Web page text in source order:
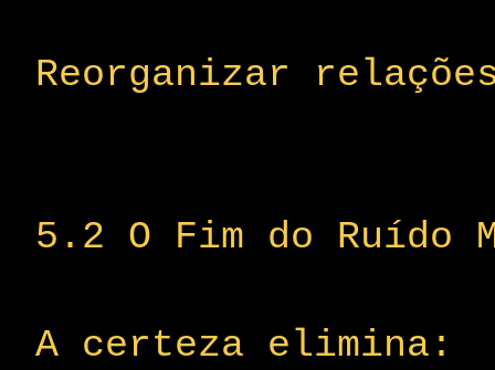
Reorganizar
5.2 O Fim do Ruído
A certeza elimina: